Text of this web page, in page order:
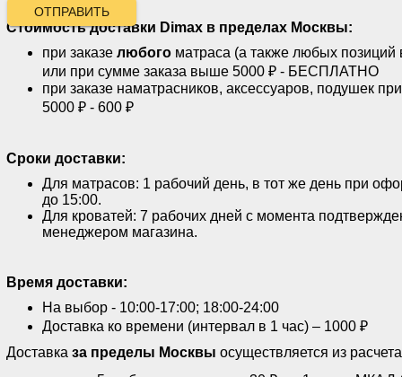
ОТПРАВИТЬ
Стоимость доставки Dimax в пределах Москвы:
при заказе любого матраса (а также любых позиций
или при сумме заказа выше 5000 ₽ - БЕСПЛАТНО
при заказе наматрасников, аксессуаров, подушек
5000 ₽ - 600 ₽
Сроки доставки:
Для матрасов: 1 рабочий день, в тот же день при
до 15:00.
Для кроватей: 7 рабочих дней с момента
менеджером магазина.
Время доставки:
На выбор - 10:00-17:00; 18:00-24:00
Доставка ко времени (интервал в 1 час) – 1000 ₽
Доставка за пределы Москвы осуществляется из